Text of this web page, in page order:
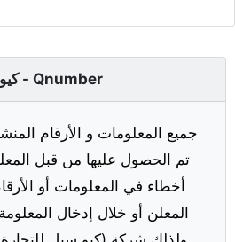
كيو نمبر - Qnumber
جميع المعلومات و الأرقام
تم الحصول عليها من قبل
أخطاء في المعلومات أو
المعلن أو خلال إدخال